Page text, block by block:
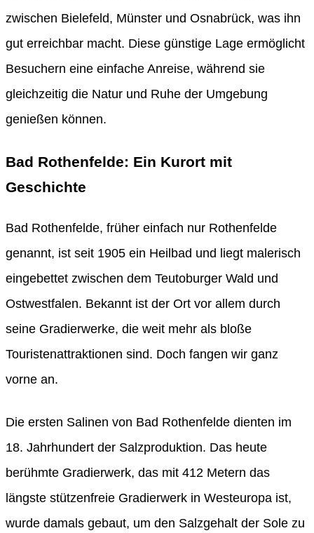
zwischen Bielefeld, Münster und Osnabrück, was ihn
gut erreichbar macht. Diese günstige Lage ermöglicht
Besuchern eine einfache Anreise, während sie
gleichzeitig die Natur und Ruhe der Umgebung
genießen können.
Bad Rothenfelde: Ein Kurort mit
Geschichte
Bad Rothenfelde, früher einfach nur Rothenfelde
genannt, ist seit 1905 ein Heilbad und liegt malerisch
eingebettet zwischen dem Teutoburger Wald und
Ostwestfalen. Bekannt ist der Ort vor allem durch
seine Gradierwerke, die weit mehr als bloße
Touristenattraktionen sind. Doch fangen wir ganz
vorne an.
Die ersten Salinen von Bad Rothenfelde dienten im
18. Jahrhundert der Salzproduktion. Das heute
berühmte Gradierwerk, das mit 412 Metern das
längste stützenfreie Gradierwerk in Westeuropa ist,
wurde damals gebaut, um den Salzgehalt der Sole zu